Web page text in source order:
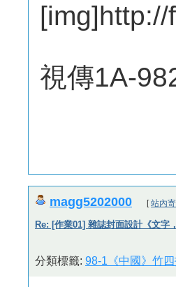
視傳1A-
magg5202000 [站內
Re: [作業01] 雜誌封面設計《文字
分類標籤: 98-1《中國》竹